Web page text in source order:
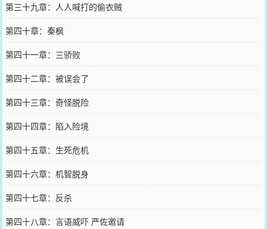
第三十九章：人人喊打的偷衣贼
第四十章：秦枫
第四十一章：三骄败
第四十二章：被误会了
第四十三章：奇怪脱险
第四十四章：陷入险境
第四十五章：生死危机
第四十六章：机智脱身
第四十七章：反杀
第四十八章：言语威吓 严佐邀请